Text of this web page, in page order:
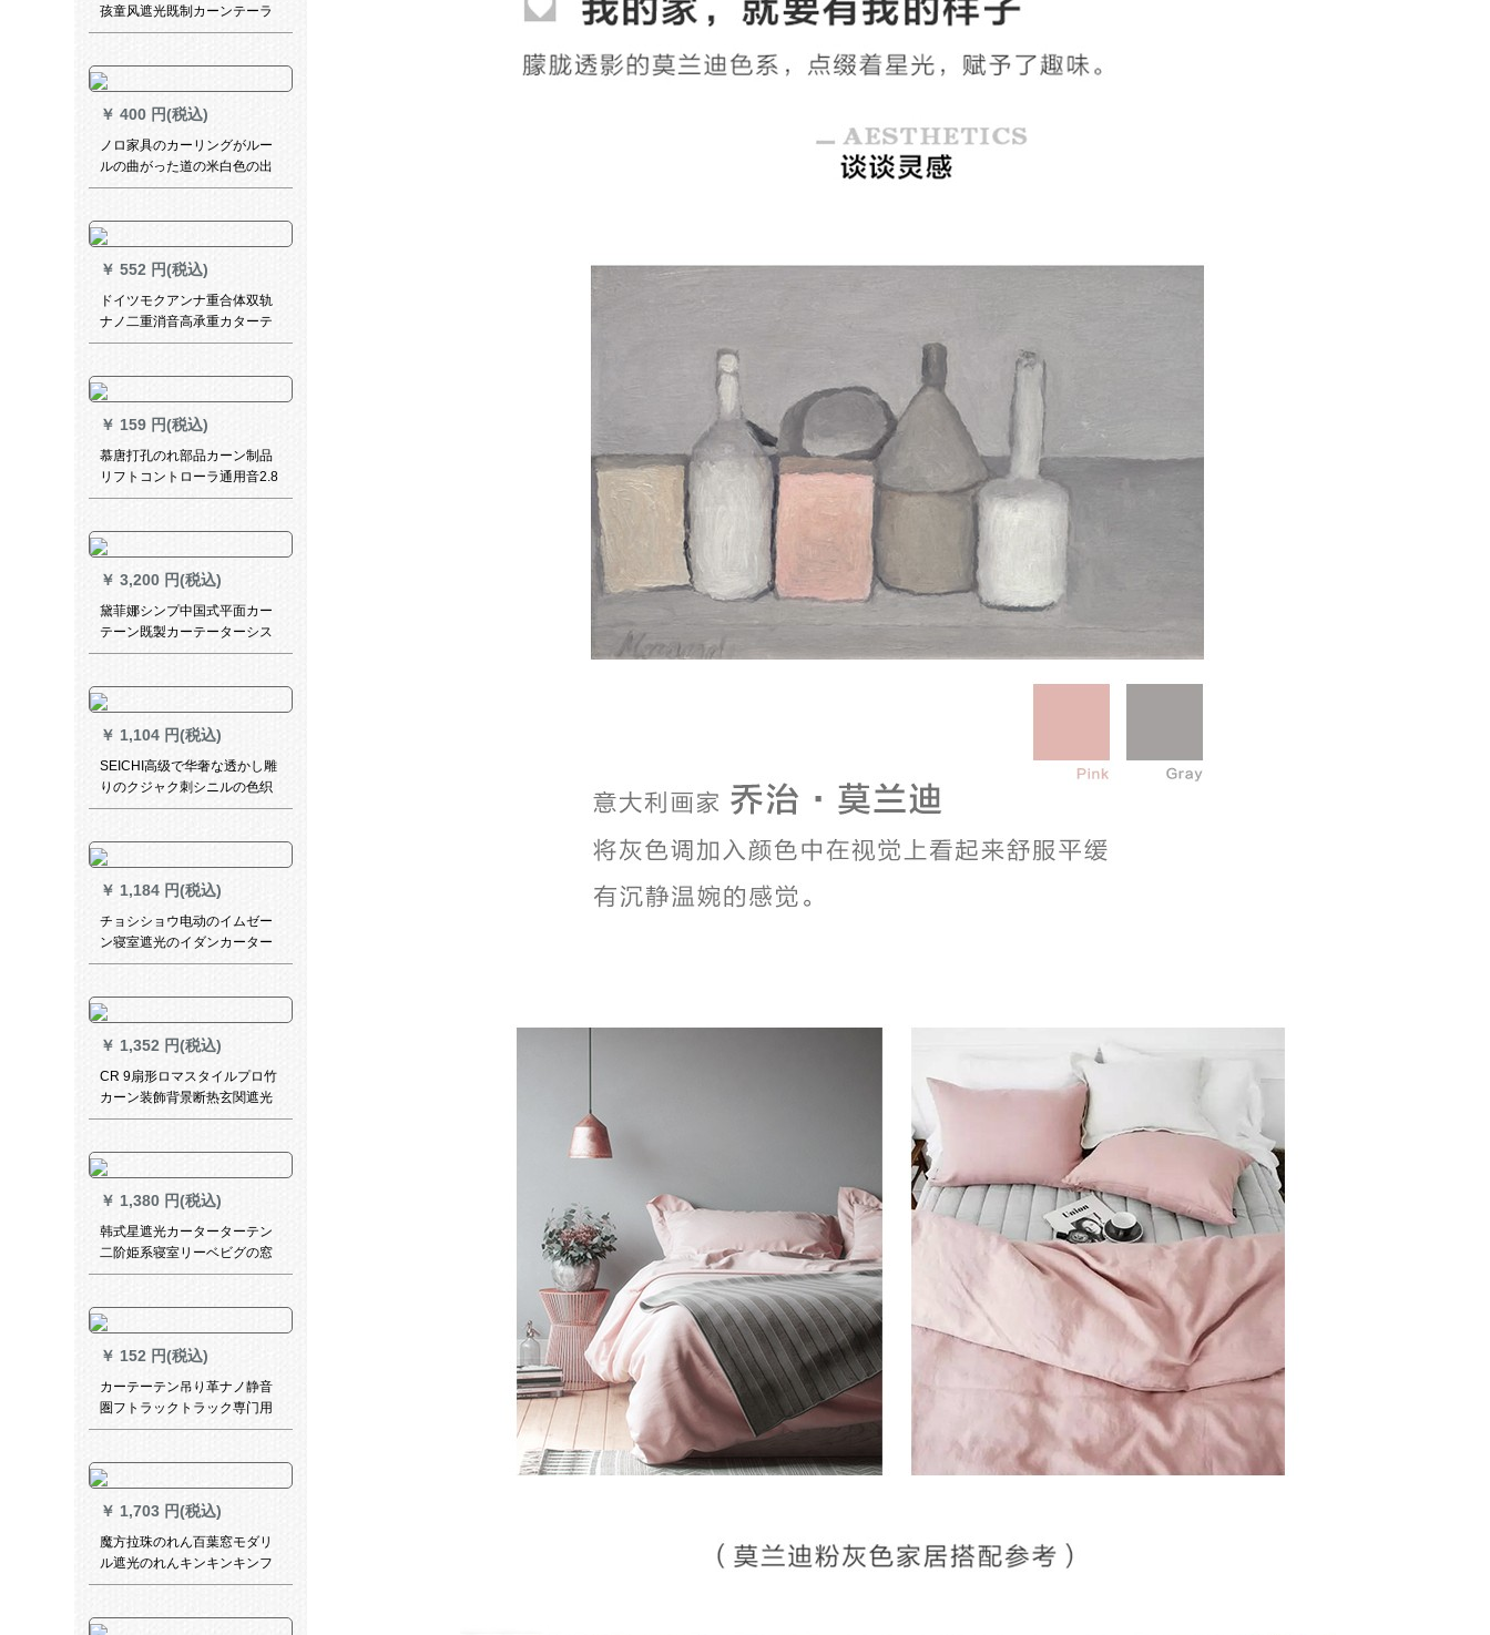
孩童风遮光既制カーンテーラ
ーテン扫き出し窓レガッテ寝
布-フーク既制カーン幅2.4*2.7
メトル高-シンゲルB
￥ 400 円(税込)
ノロ家具のカーリングがルー
ルの曲がった道の米白色の出
窓ラスカーラーのテ`ンが曲が
二重レ-ルの高い荷重を受けま
す。
￥ 552 円(税込)
ドイツモクアンナ重合体双轨
ナノ二重消音高承重カターテ
ン轨道レンダーダーカーンダ
ダーダーダーダーダーダーダ
ーダーダーダーダーダーダー
ダーダーダースタースタース
タースタースタースタースタ
ースタースタースター白XY-
￥ 159 円(税込)
慕唐打孔のれ部品カーン制品
リフトコントローラ通用音2.8
cmアルミン上棒部品
￥ 3,200 円(税込)
黛菲娜シンプ中国式平面カー
テーン既製カーテーターシス
テムシステムシステムシステ
システムシステム遮光リング
ビル寝室ベレスト书房扫き出
し窓レン7333-半遮光布-打孔
既制カーテーン幅1.9*2.7メト
ル（*2枚）
￥ 1,104 円(税込)
SEICHI高级で华奢な透かし雕
りのクジャク刺シニルの色织
のテ-ンレンレンレンレンカー
ジジの别荘リングビエン中式
书房オルウェルカータ-テルテ
ルテルテルテルテルテルテル
テルテルテルテルテルテル
￥ 1,184 円(税込)
チョシショウ电动のイムゼー
ン寝室遮光のイダンカーター
テ`ン
￥ 1,352 円(税込)
CR 9扇形ロマスタイルプロ竹
カーン装飾背景断热玄関遮光
茶室蓮根婷MK-ZL 19-05
￥ 1,380 円(税込)
韩式星遮光カーターターテン
二阶姫系寝室リーベビグの窓
レビのカーターテンダーダー
￥ 152 円(税込)
カーテーテン吊り革ナノ静音
圏フトラックトラック専门用
つり轮30个1件
￥ 1,703 円(税込)
魔方拉珠のれん百葉窓モダリ
ル遮光のれんキンキンキンフ
ーテテティーティーティーテ